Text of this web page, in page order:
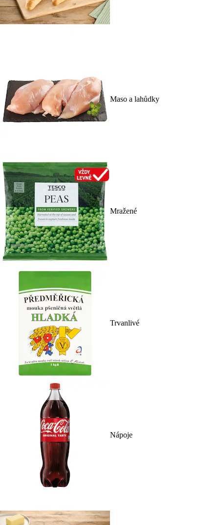
Maso a lahůdky
Mražené
Trvanlivé
Nápoje